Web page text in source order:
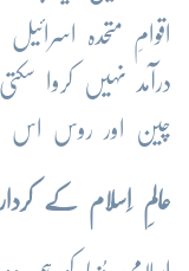
اقوامِ متحدہ
درآمد نہیں کروا
چین اور روس اس
عالمِ اِسلام کے